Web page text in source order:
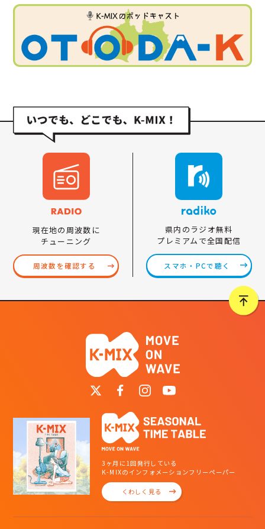
現在地の周波数に
チューニング
周波数を確認する
県内のラジオ無料
プレミアムで全国配信
スマホ・PCで聴く
3ヶ月に1回発行している
K-MIXのインフォメーションフリーペーパー
くわしく見る